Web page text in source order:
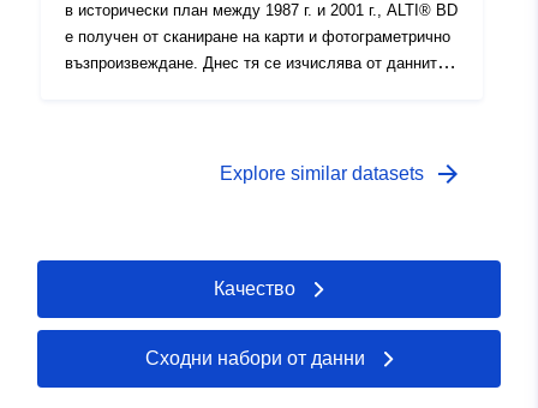
в исторически план между 1987 г. и 2001 г., ALTI® BD
е получен от сканиране на карти и фотограметрично
възпроизвеждане. Днес тя се изчислява от данните
Explore similar datasets arrow_forward
Качество
Сходни набори от данни